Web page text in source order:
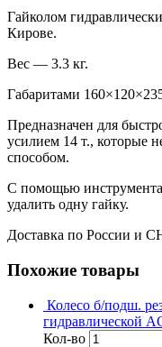
Гайколом
Кирове.
Вес — 3.3 кг.
Габаритами
Предназначен для
усилием 14 т., которые
способом.
С помощью
удалить одну гайку.
Доставка по России и
Похожие товары
Колесо б/подш.
гидравлической
Кол-во